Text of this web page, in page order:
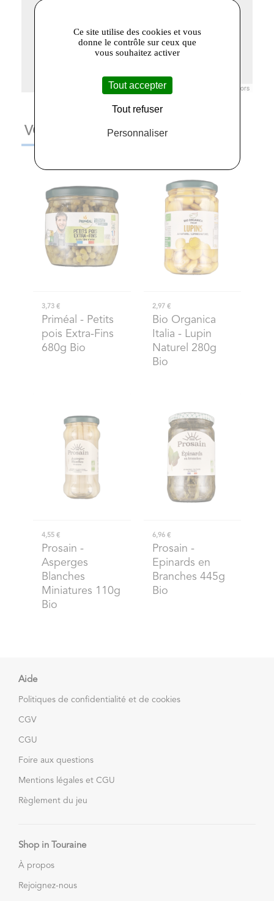
© Openstreetmap France | © contributors
VOUS AIMEREZ AUSSI
3,73 €
Priméal - Petits
pois Extra-Fins
680g Bio
2,97 €
Bio Organica
Italia - Lupin
Naturel 280g
Bio
4,55 €
Prosain -
Asperges
Blanches
Miniatures 110g
Bio
6,96 €
Prosain -
Epinards en
Branches 445g
Bio
Aide
Politiques de confidentialité et de cookies
CGV
CGU
Foire aux questions
Mentions légales et CGU
Règlement du jeu
Shop in Touraine
À propos
Rejoignez-nous
Ce site utilise des cookies et vous
donne le contrôle sur ceux que
vous souhaitez activer
Tout accepter
Tout refuser
Personnaliser